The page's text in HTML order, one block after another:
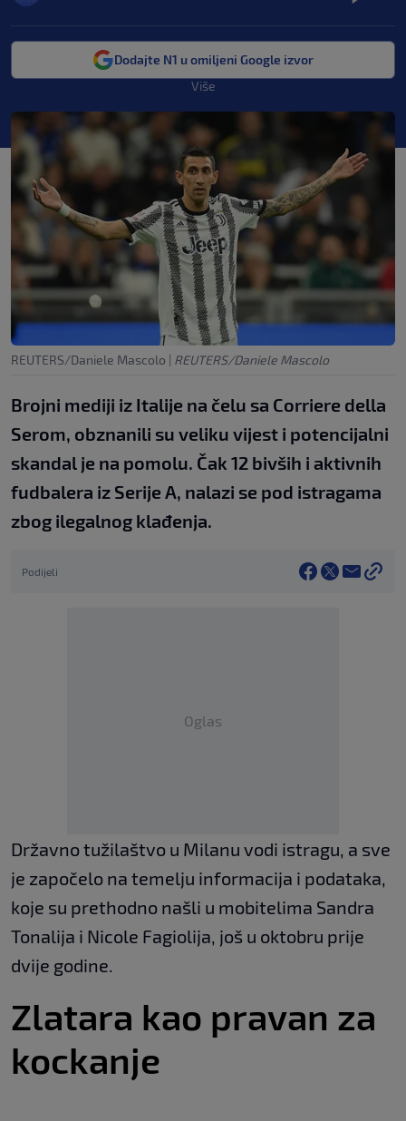
Dodajte N1 u omiljeni Google izvor
Više
REUTERS/Daniele Mascolo | REUTERS/Daniele Mascolo
Brojni mediji iz Italije na čelu sa Corriere della
Serom, obznanili su veliku vijest i potencijalni
skandal je na pomolu. Čak 12 bivših i aktivnih
fudbalera iz Serije A, nalazi se pod istragama
zbog ilegalnog klađenja.
Podijeli
Oglas
Državno tužilaštvo u Milanu vodi istragu, a sve
je započelo na temelju informacija i podataka,
koje su prethodno našli u mobitelima Sandra
Tonalija i Nicole Fagiolija, još u oktobru prije
dvije godine.
Zlatara kao pravan za
kockanje